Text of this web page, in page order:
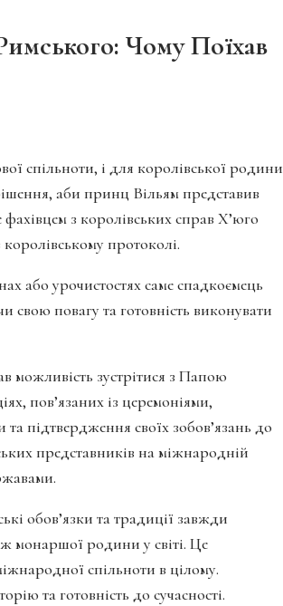
Чому Поїхав
спільноти, і для королівської родини
аби принц Вільям представив
з королівських справ Х’юго
протоколі.
або урочистостях саме спадкоємець
свою повагу та готовність виконувати
можливість зустрітися з Папою
пов’язаних із церемоніями,
підтвердження своїх зобов’язань до
представників на міжнародній
обов’язки та традиції завжди
монаршої родини у світі. Це
спільноти в цілому.
та готовність до сучасності.